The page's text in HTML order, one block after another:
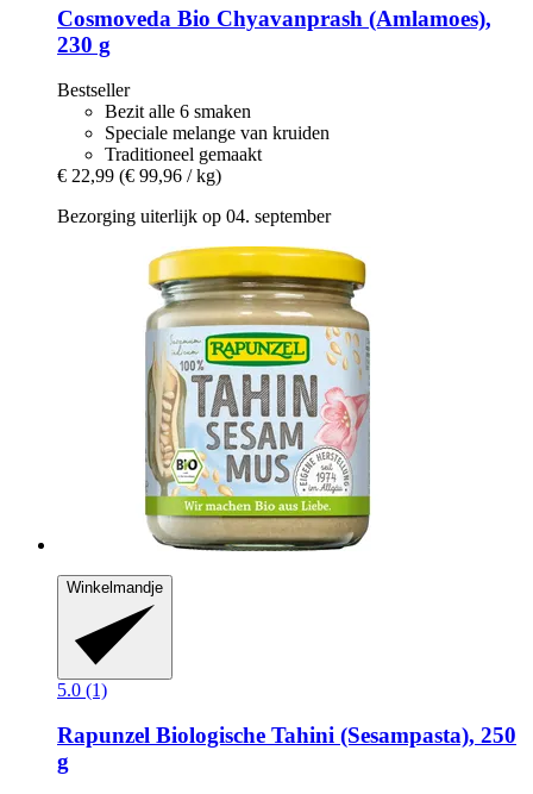
Cosmoveda Bio Chyavanprash (Amlamoes),
230 g
Bestseller
Bezit alle 6 smaken
Speciale melange van kruiden
Traditioneel gemaakt
€ 22,99 (€ 99,96 / kg)
Bezorging uiterlijk op 04. september
Winkelmandje
5.0 (1)
Rapunzel Biologische Tahini (Sesampasta), 250
g